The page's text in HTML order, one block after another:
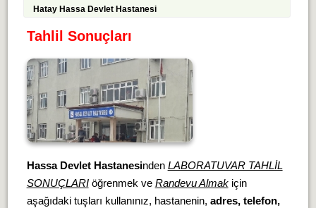
Hatay Hassa Devlet Hastanesi
Tahlil Sonuçları
Hassa Devlet Hastanesinden LABORATUVAR TAHLİL
SONUÇLARIöğrenmek ve Randevu Almakiçin
aşağıdaki tuşları kullanınız, hastanenin, adres, telefon,